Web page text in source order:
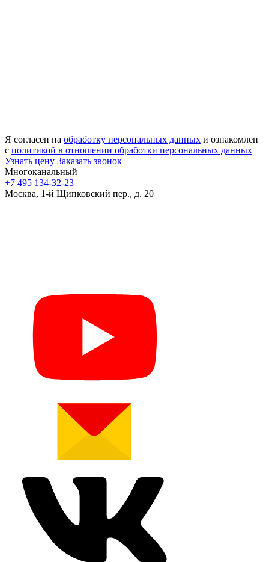
Я согласен на обработку персональных данных и ознакомлен
с политикой в отношении обработки персональных данных
Узнать цену Заказать звонок
Многоканальный
+7 495 134-32-23
Москва, 1-й Щипковский пер., д. 20